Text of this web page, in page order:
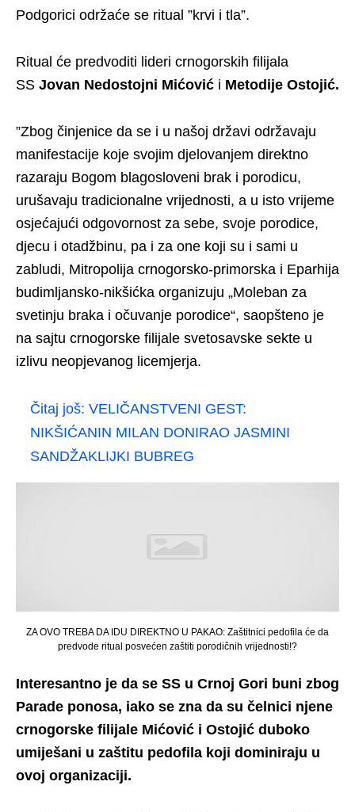
Podgorici održaće se ritual ”krvi i tla”.
Ritual će predvoditi lideri crnogorskih filijala
SS Jovan Nedostojni Mićović i Metodije Ostojić.
”Zbog činjenice da se i u našoj državi održavaju
manifestacije koje svojim djelovanjem direktno
razaraju Bogom blagosloveni brak i porodicu,
urušavaju tradicionalne vrijednosti, a u isto vrijeme
osjećajući odgovornost za sebe, svoje porodice,
djecu i otadžbinu, pa i za one koji su i sami u
zabludi, Mitropolija crnogorsko-primorska i Eparhija
budimljansko-nikšićka organizuju „Moleban za
svetinju braka i očuvanje porodice“, saopšteno je
na sajtu crnogorske filijale svetosavske sekte u
izlivu neopjevanog licemjerja.
Čitaj još: VELIČANSTVENI GEST:
NIKŠIĆANIN MILAN DONIRAO JASMINI
SANDŽAKLIJKI BUBREG
ZA OVO TREBA DA IDU DIREKTNO U PAKAO: Zaštitnici pedofila će da
predvode ritual posvećen zaštiti porodičnih vrijednosti!?
Interesantno je da se SS u Crnoj Gori buni zbog
Parade ponosa, iako se zna da su čelnici njene
crnogorske filijale Mićović i Ostojić duboko
umiješani u zaštitu pedofila koji dominiraju u
ovoj organizaciji.